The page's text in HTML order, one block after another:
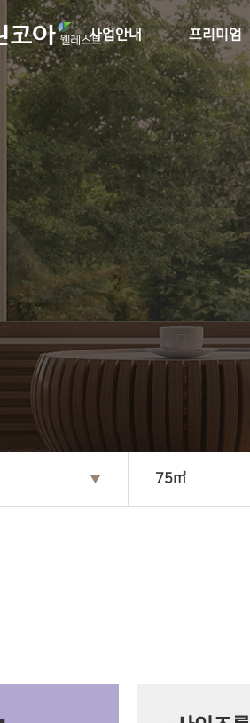
사업안내
사업개요
브랜드소개
오시는길
프리미엄
입지환경
단지설계
단지 및 동호수배
커뮤니티
75㎡